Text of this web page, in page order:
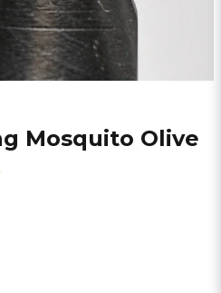
Mosquito Olive